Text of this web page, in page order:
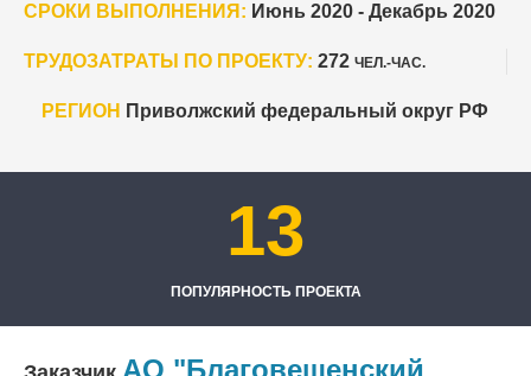
СРОКИ ВЫПОЛНЕНИЯ: Июнь 2020 - Декабрь 2020
ТРУДОЗАТРАТЫ ПО ПРОЕКТУ: 272 ЧЕЛ.-ЧАС.
РЕГИОН Приволжский федеральный округ РФ
13
ПОПУЛЯРНОСТЬ ПРОЕКТА
АО "Благовещенский